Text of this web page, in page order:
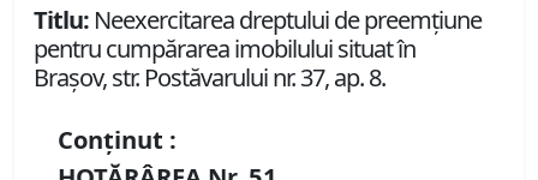
Titlu: Neexercitarea dreptului de preemţiune
pentru cumpărarea imobilului situat în
Braşov, str. Postăvarului nr. 37, ap. 8.
Conținut :